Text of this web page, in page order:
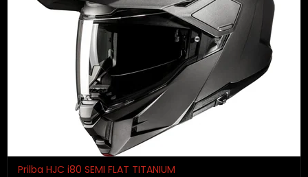
Prilba HJC i80 SEMI FLAT TITANIUM